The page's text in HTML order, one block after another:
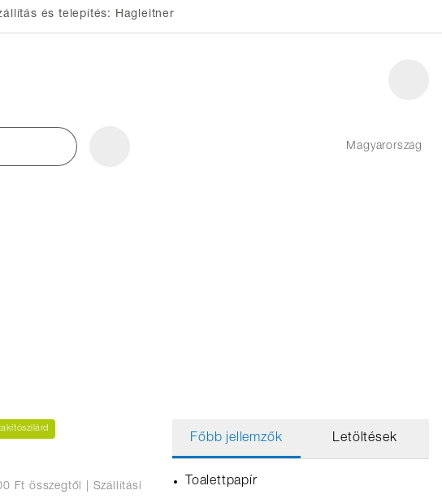
és telepítés: Hagleitner
Magyarország
Ft összegtől
| Szállítási
Főbb jellemzők Letöltések
Toalettpapír